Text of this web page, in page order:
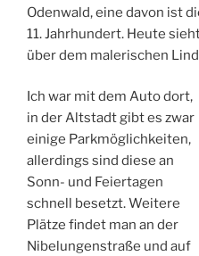
Odenwald, eine davon ist
11. Jahrhundert. Heute
über dem malerischen
Ich war mit dem Auto dort,
in der Altstadt gibt es zwar
einige Parkmöglichkeiten,
allerdings sind diese an
Sonn- und Feiertagen
schnell besetzt. Weitere
Plätze findet man an der
Nibelungenstraße und auf